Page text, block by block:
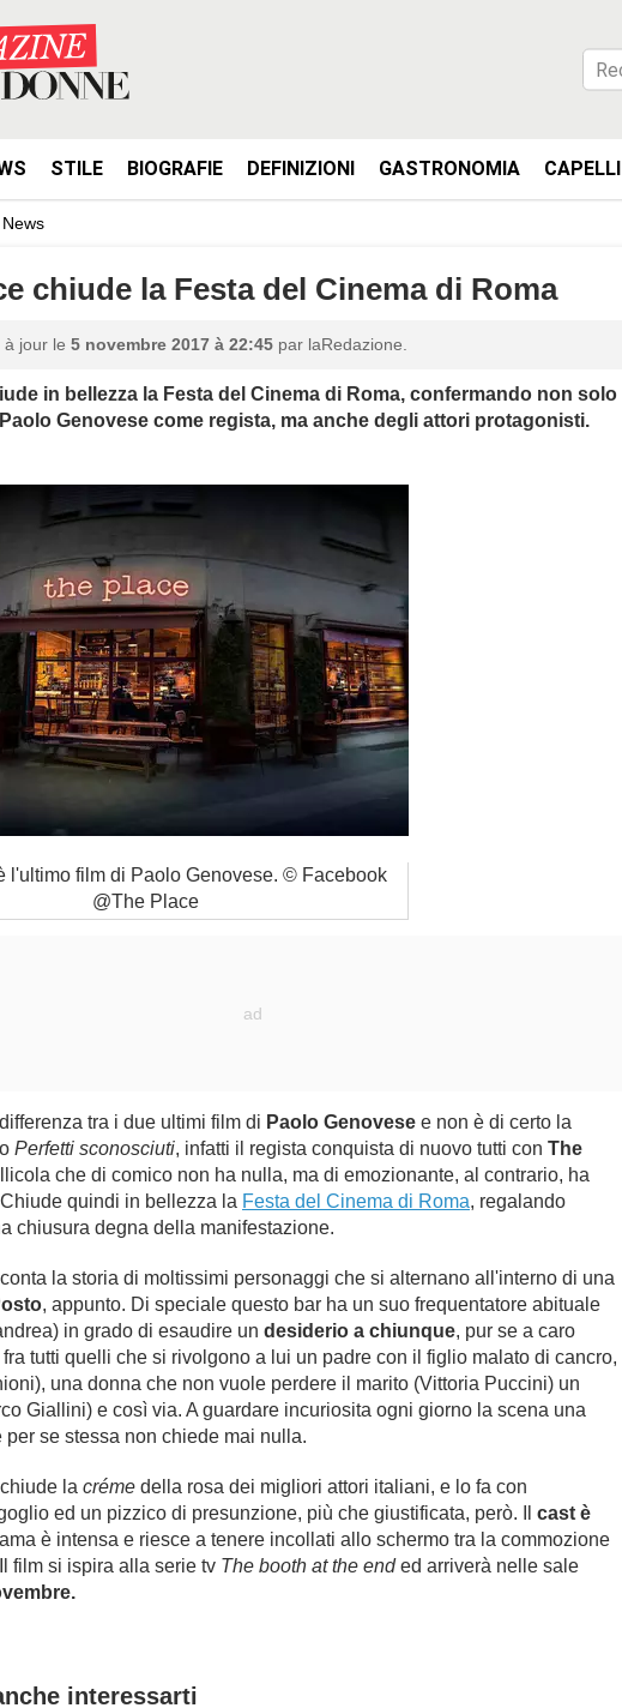
STILE BIOGRAFIE DEFINIZIONI GASTRONOMIA CAPELLI
News
chiude la Festa del Cinema di Roma
à jour le 5 novembre 2017 à 22:45 par laRedazione.
in bellezza la Festa del Cinema di Roma, confermando non solo
Genovese come regista, ma anche degli attori protagonisti.
l'ultimo film di Paolo Genovese. © Facebook
@The Place
tra i due ultimi film di Paolo Genovese e non è di certo la
Perfetti sconosciuti, infatti il regista conquista di nuovo tutti con The
che di comico non ha nulla, ma di emozionante, al contrario, ha
quindi in bellezza la Festa del Cinema di Roma, regalando
chiusura degna della manifestazione.
la storia di moltissimi personaggi che si alternano all'interno di una
, appunto. Di speciale questo bar ha un suo frequentatore abituale
in grado di esaudire un desiderio a chiunque, pur se a caro
tutti quelli che si rivolgono a lui un padre con il figlio malato di cancro,
una donna che non vuole perdere il marito (Vittoria Puccini) un
Giallini) e così via. A guardare incuriosita ogni giorno la scena una
per se stessa non chiede mai nulla.
la créme della rosa dei migliori attori italiani, e lo fa con
ed un pizzico di presunzione, più che giustificata, però. Il cast è
è intensa e riesce a tenere incollati allo schermo tra la commozione
film si ispira alla serie tv The booth at the ended arriverà nelle sale
interessarti